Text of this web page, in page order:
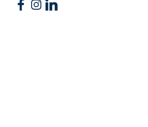
Follow us on Facebook
Follow us on Instagram
Follow us on Linkedin